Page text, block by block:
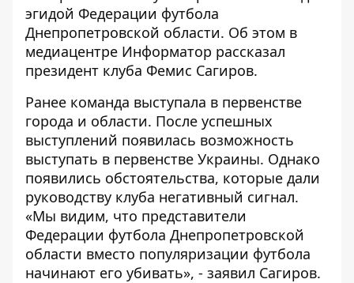
эгидой Федерации футбола
Днепропетровской области. Об этом в
медиацентре Информатор рассказал
президент клуба Фемис Сагиров.
Ранее команда выступала в первенстве
города и области. После успешных
выступлений появилась возможность
выступать в первенстве Украины. Однако
появились обстоятельства, которые дали
руководству клуба негативный сигнал.
«Мы видим, что представители
Федерации футбола Днепропетровской
области вместо популяризации футбола
начинают его убивать», - заявил Сагиров.